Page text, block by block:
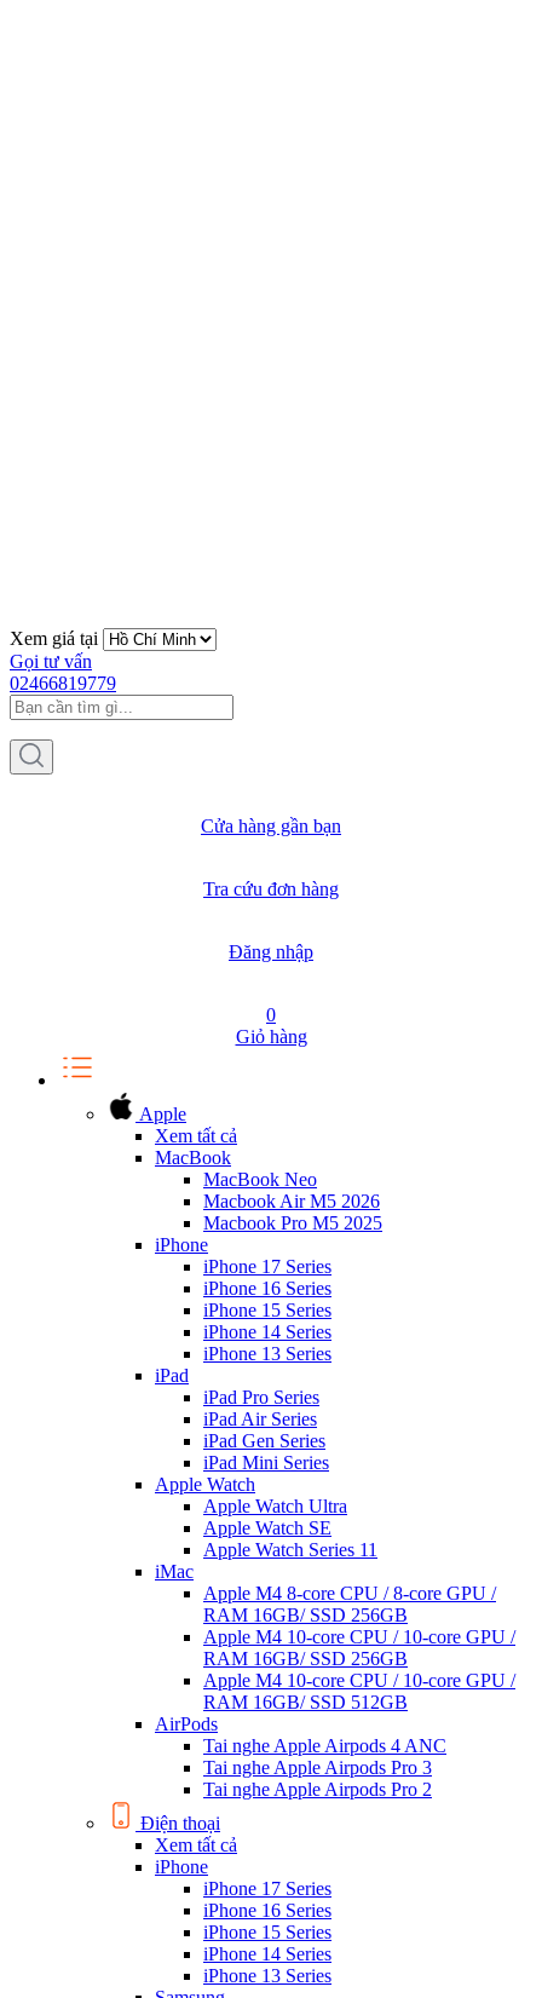
Xem giá tại
Gọi tư vấn
02466819779
Cửa hàng gần bạn
Tra cứu đơn hàng
Đăng nhập
0
Giỏ hàng
Apple
Xem tất cả
MacBook
MacBook Neo
Macbook Air M5 2026
Macbook Pro M5 2025
iPhone
iPhone 17 Series
iPhone 16 Series
iPhone 15 Series
iPhone 14 Series
iPhone 13 Series
iPad
iPad Pro Series
iPad Air Series
iPad Gen Series
iPad Mini Series
Apple Watch
Apple Watch Ultra
Apple Watch SE
Apple Watch Series 11
iMac
Apple M4 8-core CPU / 8-core GPU /
RAM 16GB/ SSD 256GB
Apple M4 10-core CPU / 10-core GPU /
RAM 16GB/ SSD 256GB
Apple M4 10-core CPU / 10-core GPU /
RAM 16GB/ SSD 512GB
AirPods
Tai nghe Apple Airpods 4 ANC
Tai nghe Apple Airpods Pro 3
Tai nghe Apple Airpods Pro 2
Điện thoại
Xem tất cả
iPhone
iPhone 17 Series
iPhone 16 Series
iPhone 15 Series
iPhone 14 Series
iPhone 13 Series